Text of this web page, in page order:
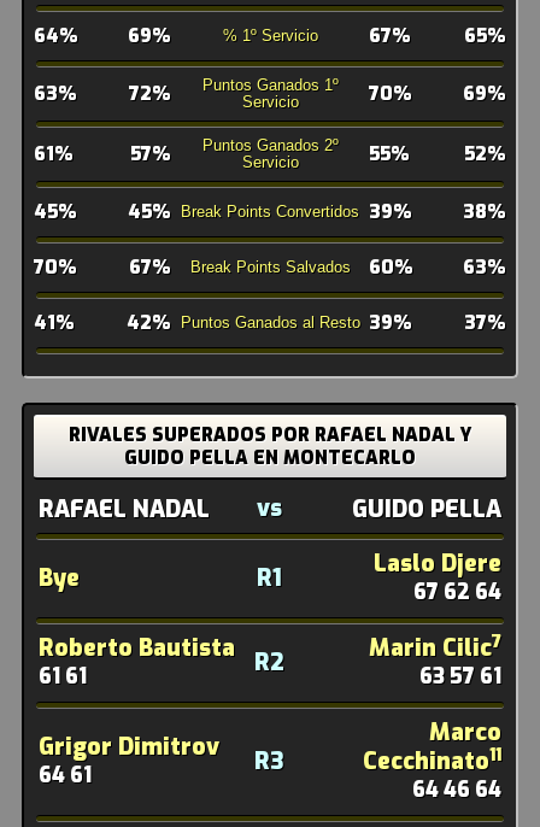
64% 69% % 1º Servicio 67% 65%
63% 72%
Puntos Ganados 1º
Servicio
70% 69%
61% 57%
Puntos Ganados 2º
Servicio
55% 52%
45% 45% Break Points Convertidos 39% 38%
70% 67% Break Points Salvados 60% 63%
41% 42% Puntos Ganados al Resto 39% 37%
RIVALES SUPERADOS POR RAFAEL NADAL Y
GUIDO PELLA EN MONTECARLO
RAFAEL NADAL vs GUIDO PELLA
Bye R1 Laslo Djere
67 62 64
Roberto Bautista
61 61 R2 Marin Cilic7
63 57 61
Grigor Dimitrov
64 61 R3
Marco
Cecchinato11
64 46 64